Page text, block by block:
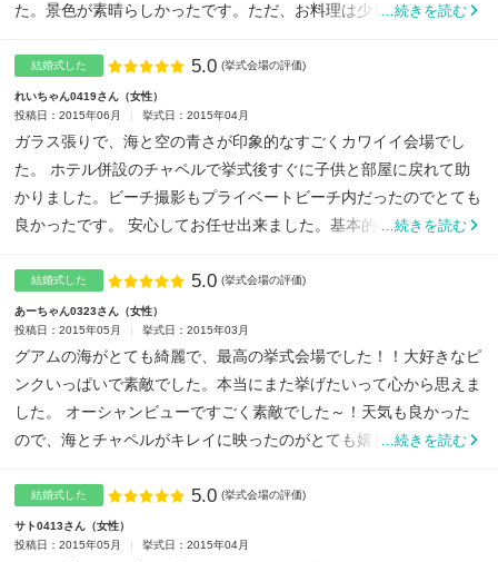
た。景色が素晴らしかったです。ただ、お料理は少し物足りなさを
…続きを読む
結婚式した 点数
5.0 (挙式会場の評価)
れいちゃん0419さん
女性
投稿日：2015年06月
挙式日：2015年04月
ガラス張りで、海と空の青さが印象的なすごくカワイイ会場でし
た。 ホテル併設のチャペルで挙式後すぐに子供と部屋に戻れて助
かりました。ビーチ撮影もプライベートビーチ内だったのでとても
良かったです。 安心してお任せ出来ました。基本的に日本語で
…続きを読む
結婚式した 点数
5.0 (挙式会場の評価)
あーちゃん0323さん
女性
投稿日：2015年05月
挙式日：2015年03月
グアムの海がとても綺麗で、最高の挙式会場でした！！大好きなピ
ンクいっぱいで素敵でした。本当にまた挙げたいって心から思えま
した。 オーシャンビューですごく素敵でした～！天気も良かった
ので、海とチャペルがキレイに映ったのがとても嬉しかったで
…続きを読む
結婚式した 点数
5.0 (挙式会場の評価)
サト0413さん
女性
投稿日：2015年05月
挙式日：2015年04月